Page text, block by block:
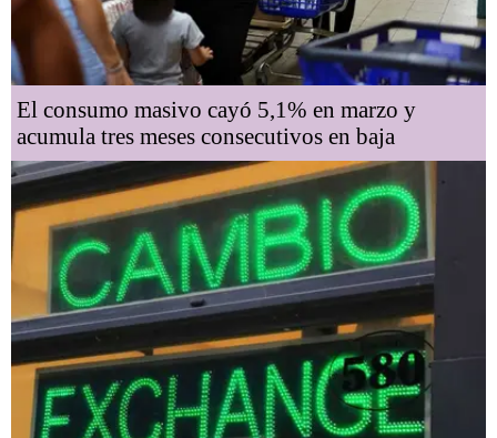
El consumo masivo cayó 5,1% en marzo y
acumula tres meses consecutivos en baja